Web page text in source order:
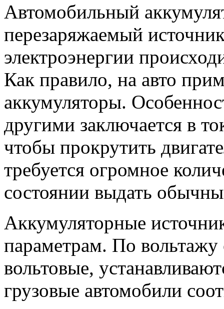
Автомобильный
перезаряжаемый
электроэнергии
Как правило, на авто
аккумуляторы.
другими заключается в
чтобы прокрутить
требуется огромное
состоянии выдать
Аккумуляторные
параметрам. По
вольтовые,
грузовые автомобили